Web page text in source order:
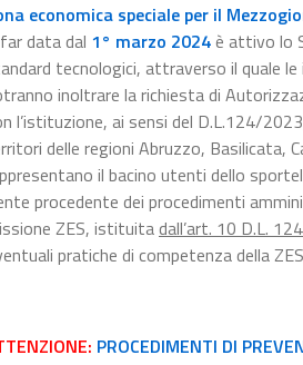
economica speciale per il
data dal 1° marzo 2024è attivo lo
tecnologici, attraverso il quale
inoltrare la richiesta di
l’istituzione, ai sensi del D.L.124/
delle regioni Abruzzo, Basilicata,
il bacino utenti dello
procedente dei procedimenti
ZES, istituitadall’art. 10 D.L.
pratiche di competenza della
PROCEDIMENTI DI